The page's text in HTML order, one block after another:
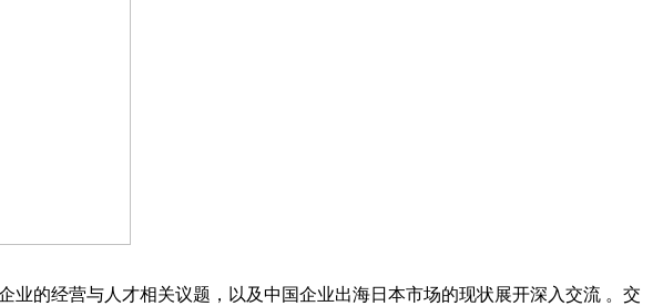
的经营与人才相关议题，以及中国企业出海日本市场的现状展开深入交流 。交